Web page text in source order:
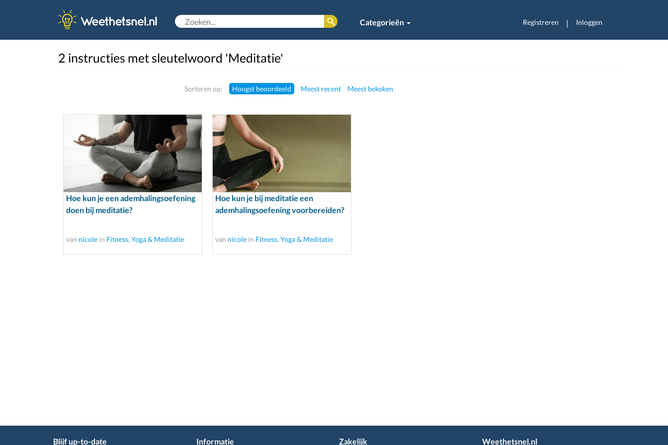
Categorieën Registreren | Inloggen
2 instructies met sleutelwoord 'Meditatie'
Sorteren op: Hoogst beoordeeld Meest recent Meest bekeken
Hoe kun je een ademhalingsoefening
doen bij meditatie?
van nicole in Fitness, Yoga & Meditatie
Hoe kun je bij meditatie een
ademhalingsoefening voorbereiden?
van nicole in Fitness, Yoga & Meditatie
Blijf up-to-date Informatie Zakelijk Weethetsnel.nl